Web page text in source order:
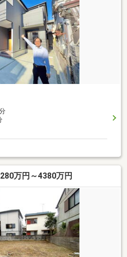
万円～4380万円